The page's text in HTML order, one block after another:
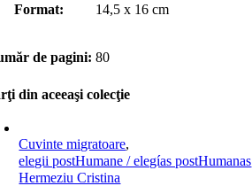
Format: 14,5 x 16 cm
de pagini: 80
din aceeaşi colecţie
Cuvinte migratoare,
elegii postHumane / elegías postHumanas
Hermeziu Cristina